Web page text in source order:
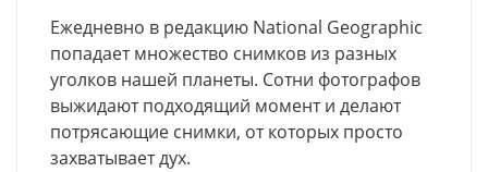
Ежедневно в редакцию National Geographic
попадает множество снимков из разных
уголков нашей планеты. Сотни фотографов
выжидают подходящий момент и делают
потрясающие снимки, от которых просто
захватывает дух.